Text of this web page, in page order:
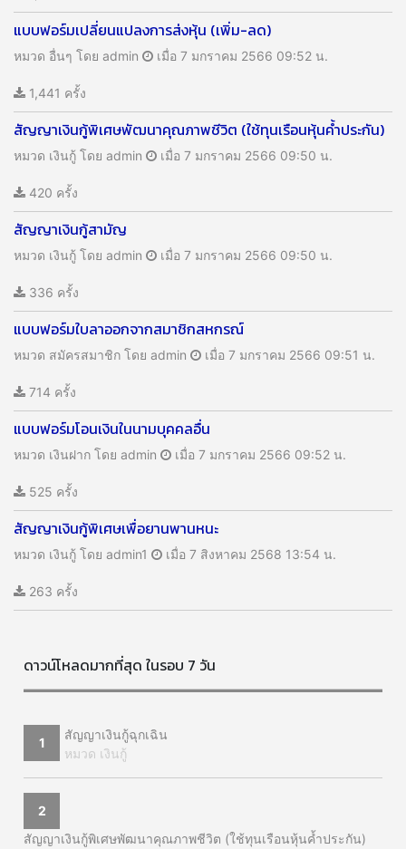
แบบฟอร์มเปลี่ยนแปลงการส่งหุ้น (เพิ่ม-ลด)
หมวด อื่นๆ โดย admin เมื่อ 7 มกราคม 2566 09:52 น.
1,441 ครั้ง
สัญญาเงินกู้พิเศษพัฒนาคุณภาพชีวิต (ใช้ทุนเรือนหุ้นค้ำประกัน)
หมวด เงินกู้ โดย admin เมื่อ 7 มกราคม 2566 09:50 น.
420 ครั้ง
สัญญาเงินกู้สามัญ
หมวด เงินกู้ โดย admin เมื่อ 7 มกราคม 2566 09:50 น.
336 ครั้ง
แบบฟอร์มใบลาออกจากสมาชิกสหกรณ์
หมวด สมัครสมาชิก โดย admin เมื่อ 7 มกราคม 2566 09:51 น.
714 ครั้ง
แบบฟอร์มโอนเงินในนามบุคคลอื่น
หมวด เงินฝาก โดย admin เมื่อ 7 มกราคม 2566 09:52 น.
525 ครั้ง
สัญญาเงินกู้พิเศษเพื่อยานพานหนะ
หมวด เงินกู้ โดย admin1 เมื่อ 7 สิงหาคม 2568 13:54 น.
263 ครั้ง
ดาวน์โหลดมากที่สุด ในรอบ 7 วัน
1
สัญญาเงินกู้ฉุกเฉิน
หมวด เงินกู้
2
สัญญาเงินกู้พิเศษพัฒนาคุณภาพชีวิต (ใช้ทุนเรือนหุ้นค้ำประกัน)